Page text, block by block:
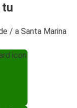
tu
/ a Santa Marina